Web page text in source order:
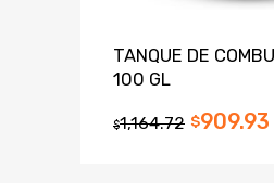
TANQUE DE
100 GL
$1,164.72 $909.93